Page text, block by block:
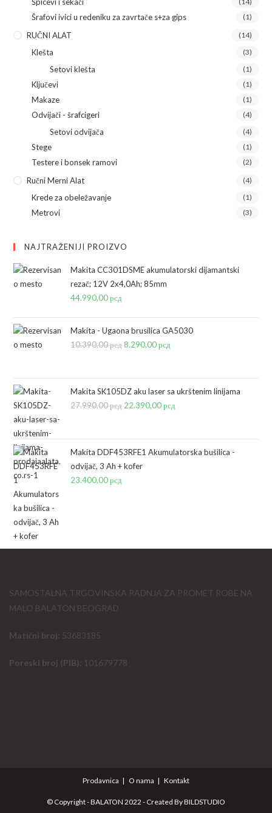
Šrafovi ivici u redeniku za zavrtače s+za gips (1)
RUČNI ALAT (14)
Klešta (3)
Setovi klešta (1)
Ključevi (1)
Makaze (1)
Odvijači - šrafcigeri (4)
Setovi odvijača (4)
Stege (1)
Testere i bonsek ramovi (2)
Ručni Merni Alat (4)
Krede za obeležavanje (1)
Metrovi (3)
NAJTRAŽENIJI PROIZVO
Makita CC301DSME akumulatorski dijamantski
rezač; 12V 2x4,0Ah; 85mm
44.990,00рсд
Makita - Ugaona brusilica GA5030
10.390,00рсдOriginalna
bila:
10.390,00 рсд.
8.290,00рсд
8.290,00 рсд.
Makita SK105DZ aku laser sa ukrštenim linijama
27.990,00рсд Originalna
bila:
27.990,00 рсд.
22.390,00рсд
22.390,00 рсд.
Makita DDF453RFE1 Akumulatorska bušilica -
odvijač, 3 Ah + kofer
23.400,00рсд
SAMOSTALNA TRGOVINSKA RADNJA ZA PROMET ROBE NA
MALO BALATON BEOGRAD
Matični broj: 53683185
Poreski broj (PIB): 101679778
Prodavnica O nama Kontakt
© Copyright - BALATON 2022 - Created ByBILDSTUDIO